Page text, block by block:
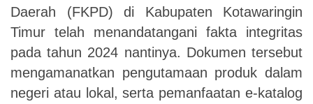
Daerah (FKPD) di Kabupaten Kotawaringin
Timur telah menandatangani fakta integritas
pada tahun 2024 nantinya. Dokumen tersebut
mengamanatkan pengutamaan produk dalam
negeri atau lokal, serta pemanfaatan e-katalog